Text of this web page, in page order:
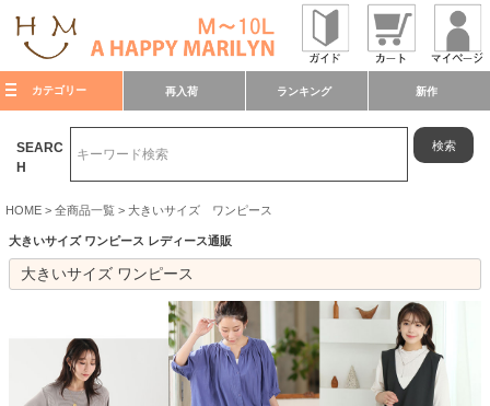
カテゴリー 再入荷 ランキング 新作
SEARC
H
検索
HOME 全商品一覧 大きいサイズ ワンピース
大きいサイズ ワンピース レディース通販
大きいサイズ ワンピース